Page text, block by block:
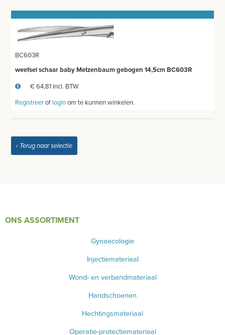
Prijzen worden nu inclusief BTW getoond
THUISZORG
EHBO
VERBRUIKSMATERIAAL
MEUBILAIR - INSTALLATIEMATERIAAL
REFLEXHAMERS
NAGEL INSTRUMENTEN
AESCULAP INSTRUMENTEN
BC603R
weefsel schaar baby Metzenbaum gebogen 14,5cm BC603R
€ 64,81 Incl. BTW
Registreerof loginom te kunnen winkelen.
‹ Terug naar selectie
ONS ASSORTIMENT
Gynaecologie
Injectiemateriaal
Wond- en verbandmateriaal
Handschoenen
Hechtingsmateriaal
Operatie-protectiemateriaal